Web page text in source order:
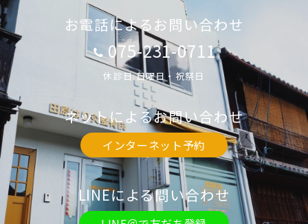
お電話によるお問い合わせ
075-231-0711
休診日:日曜日・祝祭日
ネットによるお問い合わせ
インターネット予約
LINEによる問い合わせ